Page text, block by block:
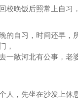
晚饭后照常上自习
自习，时间还早，
，
一敞河北有公事，老
，先坐在沙发上休